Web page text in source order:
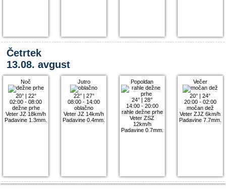
Četrtek
13.08. avgust
Noč
20°| 22°
02:00 - 08:00
dežne prhe
Veter JZ 18km/h
Padavine 1.3mm.
Jutro
22°| 27°
08:00 - 14:00
oblačno
Veter JZ 14km/h
Padavine 0.4mm.
Popoldan
24° |28°
14:00 - 20:00
rahle dežne prhe
Veter ZSZ
12km/h
Padavine 0.7mm.
Večer
20° |24°
20:00 - 02:00
močan dež
Veter ZJZ 6km/h
Padavine 7.7mm.